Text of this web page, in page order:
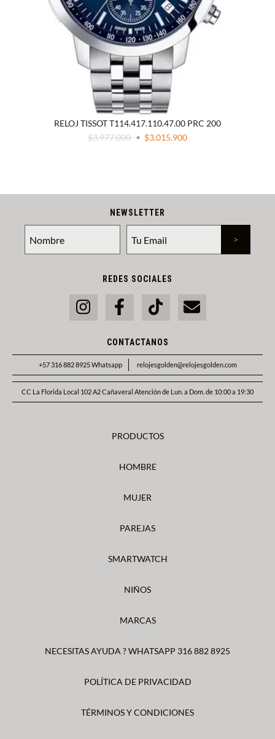
RELOJ TISSOT T114.417.110.47.00 PRC 200
$3.977.000
$3.015.900
NEWSLETTER
REDES SOCIALES
CONTACTANOS
+57 316 882 8925 Whatsapp relojesgolden@relojesgolden.com
CC La Florida Local 102 A2 Cañaveral Atención de Lun. a Dom. de 10:00 a 19:30
PRODUCTOS
HOMBRE
MUJER
PAREJAS
SMARTWATCH
NIÑOS
MARCAS
NECESITAS AYUDA ? WHATSAPP 316 882 8925
POLÍTICA DE PRIVACIDAD
TÉRMINOS Y CONDICIONES